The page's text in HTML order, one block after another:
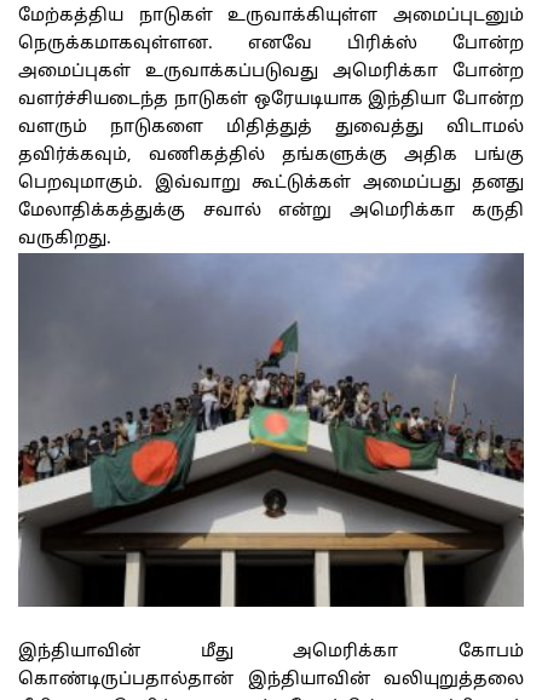
மேற்கத்திய நாடுகள் உருவாக்கியுள்ள அமைப்புடனும்
நெருக்கமாகவுள்ளன. எனவே பிரிக்ஸ் போன்ற
அமைப்புகள் உருவாக்கப்படுவது அமெரிக்கா போன்ற
வளர்ச்சியடைந்த நாடுகள் ஒரேயடியாக இந்தியா போன்ற
வளரும் நாடுகளை மிதித்துத் துவைத்து விடாமல்
தவிர்க்கவும், வணிகத்தில் தங்களுக்கு அதிக பங்கு
பெறவுமாகும். இவ்வாறு கூட்டுக்கள் அமைப்பது தனது
மேலாதிக்கத்துக்கு சவால் என்று அமெரிக்கா கருதி
வருகிறது.
இந்தியாவின் மீது அமெரிக்கா கோபம்
கொண்டிருப்பதால்தான் இந்தியாவின் வலியுறுத்தலை